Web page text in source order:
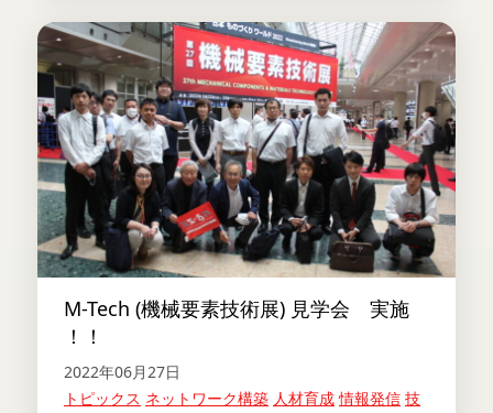
M-Tech (機械要素技術展) 見学会 実施
！！
2022年06月27日
トピックス ネットワーク構築 人材育成 情報発信 技